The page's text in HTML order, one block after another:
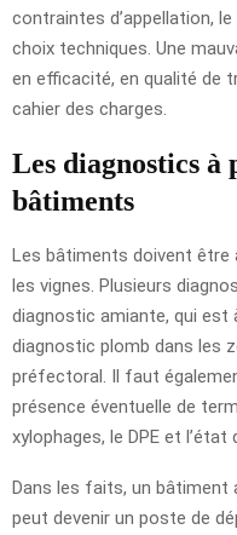
contraintes d’appellation,
choix techniques. Une
en efficacité, en qualité de
cahier des charges.
Les diagnostics à
bâtiments
Les bâtiments doivent être
les vignes. Plusieurs
diagnostic amiante, qui est
diagnostic plomb dans les
préfectoral. Il faut
présence éventuelle de
xylophages, le DPE et
Dans les faits, un bâtiment
peut devenir un poste de